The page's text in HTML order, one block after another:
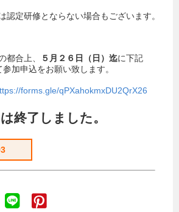
定研修とならない場合もございます。
都合上、 ５月２６日（日）迄に下記
参加申込をお願い致します。
forms.gle/qPXahokmxDU2QrX26
終了しました。